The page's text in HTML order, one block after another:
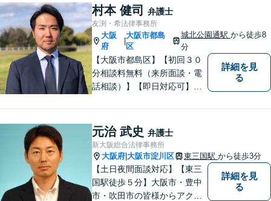
あれば出張相談にも応じてお
りますのでお気軽にご相談く
ださい。
村本 健司 弁護士
友渕・希法律事務所
大阪
府
|
大阪市都島
区
城北公園通駅から徒歩8
分
【大阪市都島区】【初回３０
分相談料無料（来所面談・電
話相談）】【即日対応可】
【高倉町三丁目バス停徒歩１
分】【当日・夜間・休日相談
可】刑事事件/相続問題/離婚問
題など経験と知識をもとに、
依頼者様の不安を解消し、問
題解決へ導きます
詳細を見
る
元治 武史 弁護士
新大阪総合法律事務所
大阪府 大阪市淀川区 東三国駅 から徒歩3分
【土日夜間面談対応】【東三
国駅徒歩５分】大阪市・豊中
市・吹田市の皆様からアクセ
詳細を見
る